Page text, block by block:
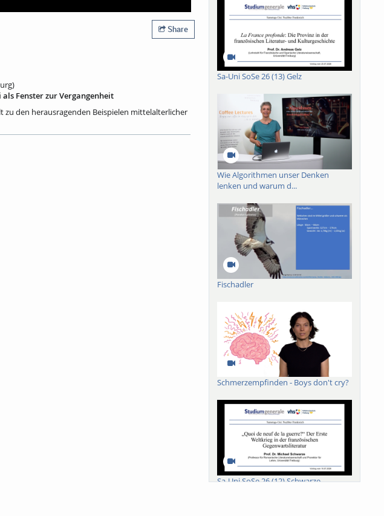
Share
Fenster zur Vergangenheit
zu den herausragenden Beispielen mittelalterlicher
die kunsttechnischen Grundlagen dieser
Katharina – eine außergewöhnliche Wahl
Sa-Uni SoSe 26 (13) Gelz
Wie Algorithmen unser Denken
lenken und warum d...
Fischadler
Schmerzempfinden - Boys don't cry?
Sa-Uni SoSe 26 (12) Schwarze